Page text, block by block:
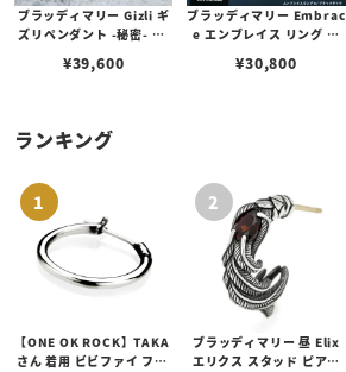
ブラッディマリー Gizli ギ
ズリペンダント -秘密- w/
ァイア
¥39,600
ブラッディマリー Embrac
e エンブレイス リング ブ
¥30,800
ランキング
【ONE OK ROCK】TAKA
さん 着用 ビビファイ フー
ブラッディマリー 昼 Elix
エリクス スタッド ピアス